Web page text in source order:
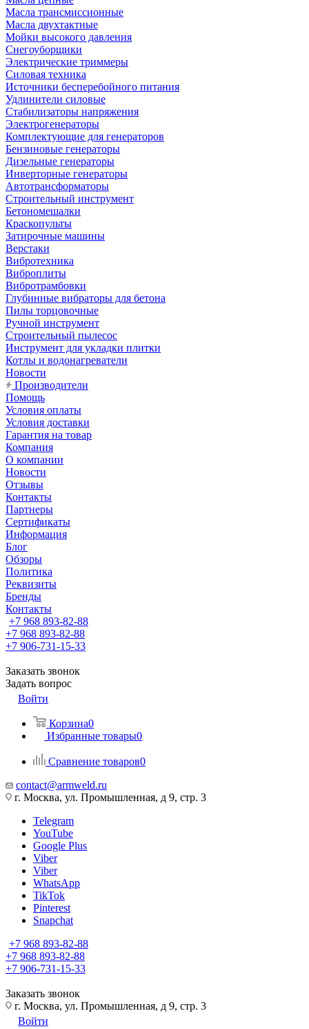
Масла трансмиссионные
Масла двухтактные
Мойки высокого давления
Снегоуборщики
Электрические триммеры
Силовая техника
Источники бесперебойного питания
Удлинители силовые
Стабилизаторы напряжения
Электрогенераторы
Комплектующие для генераторов
Бензиновые генераторы
Дизельные генераторы
Инверторные генераторы
Автотрансформаторы
Строительный инструмент
Бетономешалки
Краскопульты
Затирочные машины
Верстаки
Вибротехника
Виброплиты
Вибротрамбовки
Глубинные вибраторы для бетона
Пилы торцовочные
Ручной инструмент
Строительный пылесос
Инструмент для укладки плитки
Котлы и водонагреватели
Новости
Производители
Помощь
Условия оплаты
Условия доставки
Гарантия на товар
Компания
О компании
Новости
Отзывы
Контакты
Партнеры
Сертификаты
Информация
Блог
Обзоры
Политика
Реквизиты
Бренды
Контакты
+7 968 893-82-88
+7 968 893-82-88
+7 906-731-15-33
Заказать звонок
Задать вопрос
Войти
Корзина0
Избранные товары0
Сравнение товаров0
contact@armweld.ru
г. Москва, ул. Промышленная, д 9, стр. 3
Telegram
YouTube
Google Plus
Viber
Viber
WhatsApp
TikTok
Pinterest
Snapchat
+7 968 893-82-88
+7 968 893-82-88
+7 906-731-15-33
Заказать звонок
г. Москва, ул. Промышленная, д 9, стр. 3
Войти